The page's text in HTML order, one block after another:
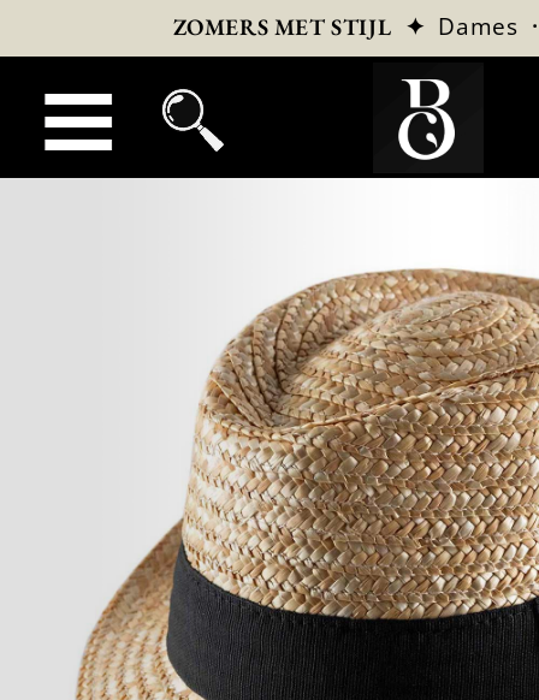
ZOMERS MET STIJL ✦ Dames